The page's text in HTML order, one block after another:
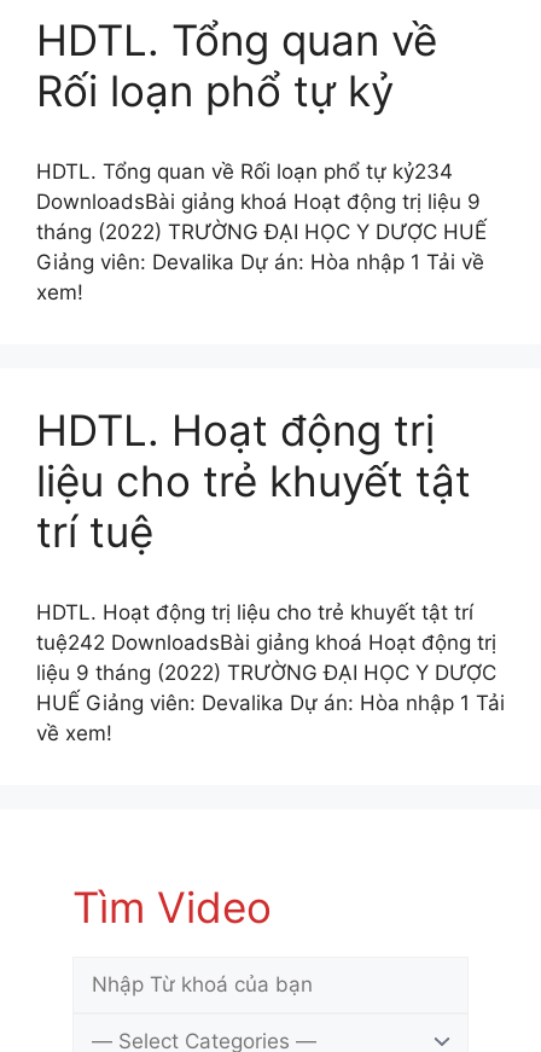
HDTL. Tổng quan về
Rối loạn phổ tự kỷ
HDTL. Tổng quan về Rối loạn phổ tự kỷ234
DownloadsBài giảng khoá Hoạt động trị liệu 9
tháng (2022) TRƯỜNG ĐẠI HỌC Y DƯỢC HUẾ
Giảng viên: Devalika Dự án: Hòa nhập 1 Tải về
xem!
HDTL. Hoạt động trị
liệu cho trẻ khuyết tật
trí tuệ
HDTL. Hoạt động trị liệu cho trẻ khuyết tật trí
tuệ242 DownloadsBài giảng khoá Hoạt động trị
liệu 9 tháng (2022) TRƯỜNG ĐẠI HỌC Y DƯỢC
HUẾ Giảng viên: Devalika Dự án: Hòa nhập 1 Tải
về xem!
Tìm Video